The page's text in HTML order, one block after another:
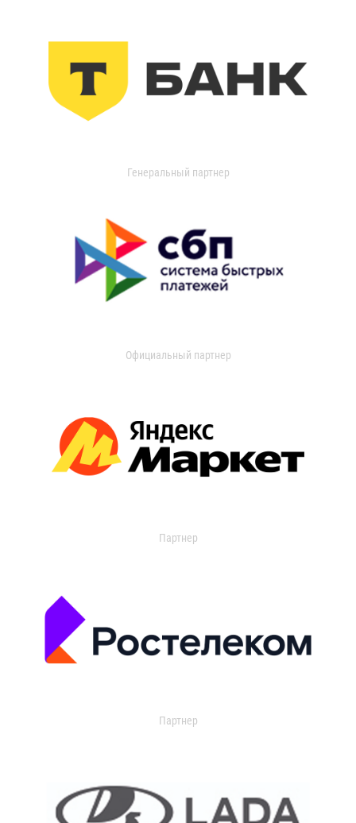
Генеральный партнер
Официальный партнер
Партнер
Партнер